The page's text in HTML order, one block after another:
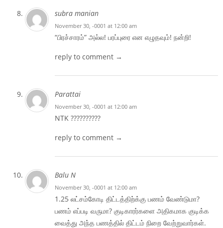
subra manian
November 30, -0001 at 12:00 am
“பிரச்சாரம்” அல்ல! பரப்புரை என எழுதவும்! நன்றி!
reply to comment →
Parattai
November 30, -0001 at 12:00 am
NTK ??????????
reply to comment →
Balu N
November 30, -0001 at 12:00 am
1.25 லட்சம்கோடி திட்டத்திற்க்கு பணம் வேண்டுமா?
பணம் எப்படி வருமா? குடிகாரர்களை அதிகமாக குடிக்க
வைத்து அந்த பணத்தில் திட்டம் நிறை வேற்றுவார்கள்.